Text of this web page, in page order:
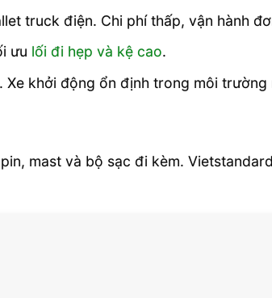
truck điện. Chi phí thấp, vận hành
ưu lối đi hẹp và kệ cao.
Xe khởi động ổn định trong môi
mast và bộ sạc đi kèm.